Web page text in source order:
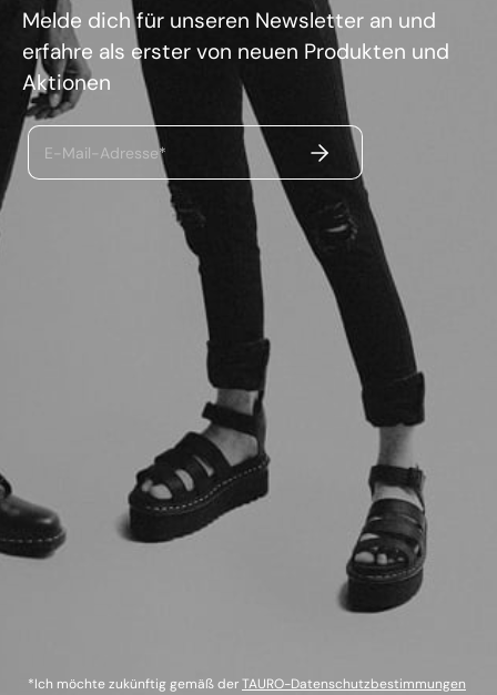
Melde dich für unseren Newsletter an und
erfahre als erster von neuen Produkten und
Aktionen
E-Mail-Adresse* ABSENDEN
*Ich möchte zukünftig gemäß derTAURO-Datenschutzbestimmungen